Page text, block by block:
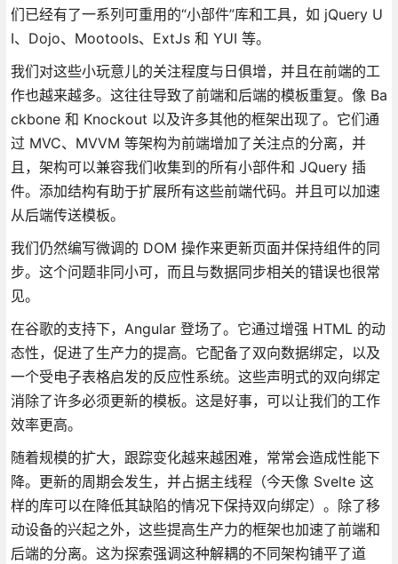
们已经有了一系列可重用的“小部件”库和工具，如 jQuery U
I、Dojo、Mootools、ExtJs 和 YUI 等。
我们对这些小玩意儿的关注程度与日俱增，并且在前端的工
作也越来越多。这往往导致了前端和后端的模板重复。像 Ba
ckbone 和 Knockout 以及许多其他的框架出现了。它们通
过 MVC、MVVM 等架构为前端增加了关注点的分离，并
且，架构可以兼容我们收集到的所有小部件和 JQuery 插
件。添加结构有助于扩展所有这些前端代码。并且可以加速
从后端传送模板。
我们仍然编写微调的 DOM 操作来更新页面并保持组件的同
步。这个问题非同小可，而且与数据同步相关的错误也很常
见。
在谷歌的支持下，Angular 登场了。它通过增强 HTML 的动
态性，促进了生产力的提高。它配备了双向数据绑定，以及
一个受电子表格启发的反应性系统。这些声明式的双向绑定
消除了许多必须更新的模板。这是好事，可以让我们的工作
效率更高。
随着规模的扩大，跟踪变化越来越困难，常常会造成性能下
降。更新的周期会发生，并占据主线程（今天像 Svelte 这
样的库可以在降低其缺陷的情况下保持双向绑定）。除了移
动设备的兴起之外，这些提高生产力的框架也加速了前端和
后端的分离。这为探索强调这种解耦的不同架构铺平了道